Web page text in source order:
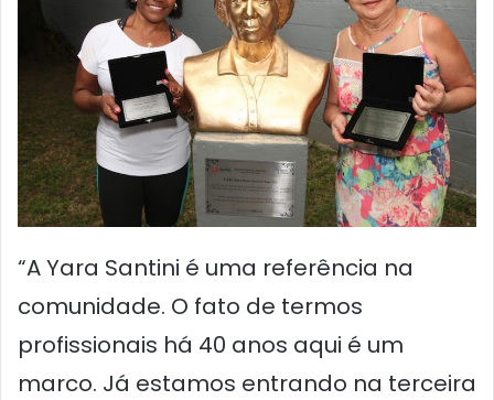
“A Yara Santini é uma referência na
comunidade. O fato de termos
profissionais há 40 anos aqui é um
marco. Já estamos entrando na terceira